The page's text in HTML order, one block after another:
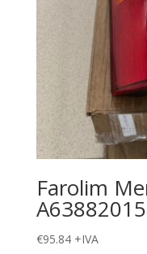
Farolim
€95.84 +IVA